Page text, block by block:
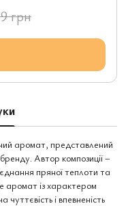
грн
аромат, представлений
Автор композиції –
пряної теплоти та
аромат із характером
і впевненість